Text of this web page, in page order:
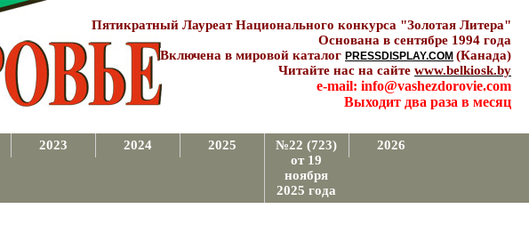
Пятикратный Лауреат Национального конкурса "Золотая Литера"
Основана в сентябре 1994 года
Включена в мировой каталог PRESSDISPLAY.COM (Канада)
Читайте нас на сайте www.belkiosk.by
e-mail: info@vashezdorovie.com
Выходит два раза в месяц
2023 2024 2025
№22 (723)
от 19
ноября
2025 года
2026